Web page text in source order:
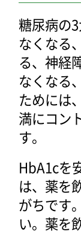
糖尿病の
なくなる
る、神経
なくなる
ためには
満にコン
す。
HbA1cを
は、薬を
がちです
い。薬を